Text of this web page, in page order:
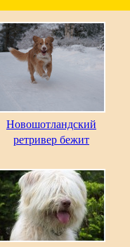
Новошотландский
ретривер бежит